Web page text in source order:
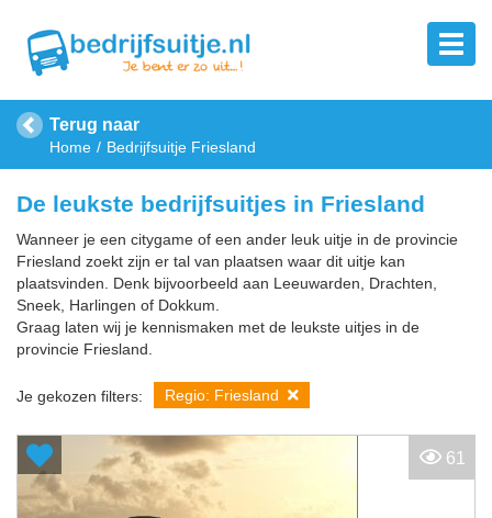
Terug naar
Home Bedrijfsuitje Friesland
De leukste bedrijfsuitjes in Friesland
Wanneer je een citygame of een ander leuk uitje in de provincie
Friesland zoekt zijn er tal van plaatsen waar dit uitje kan
plaatsvinden. Denk bijvoorbeeld aan Leeuwarden, Drachten,
Sneek, Harlingen of Dokkum.
Graag laten wij je kennismaken met de leukste uitjes in de
provincie Friesland.
Je gekozen filters: Regio: Friesland
61